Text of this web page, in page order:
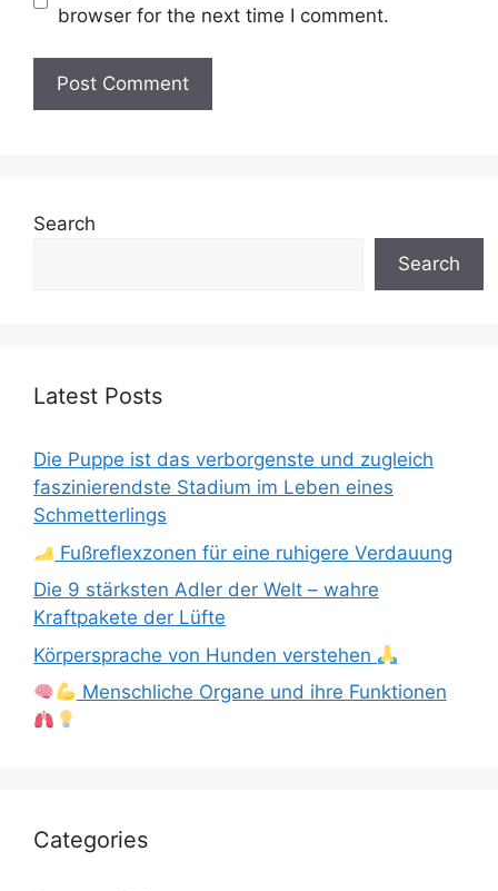
browser for the next time I comment.
Search
Search
Latest Posts
Die Puppe ist das verborgenste und zugleich
faszinierendste Stadium im Leben eines
Schmetterlings
Fußreflexzonen für eine ruhigere Verdauung
Die 9 stärksten Adler der Welt – wahre
Kraftpakete der Lüfte
Körpersprache von Hunden verstehen
Menschliche Organe und ihre Funktionen
Categories